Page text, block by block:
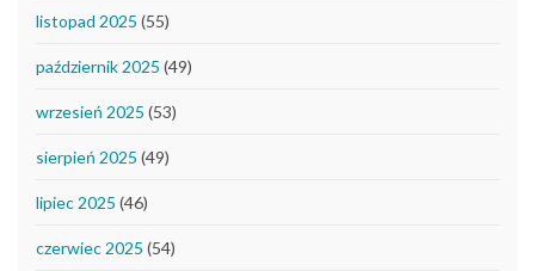
listopad 2025 (55)
październik 2025 (49)
wrzesień 2025 (53)
sierpień 2025 (49)
lipiec 2025 (46)
czerwiec 2025 (54)